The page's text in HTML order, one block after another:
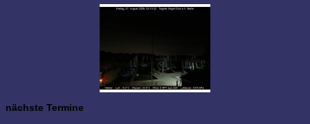
nächste Termine